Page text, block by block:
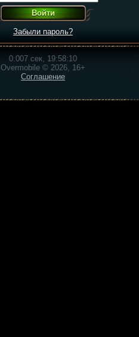
Забыли пароль?
0.007 сек, 19:58:10
Overmobile © 2026, 16+
Соглашение